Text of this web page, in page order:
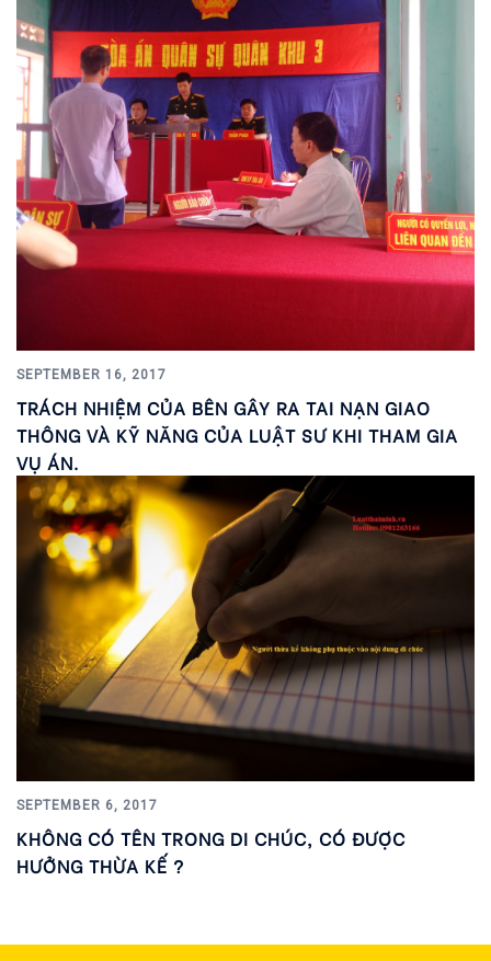
SEPTEMBER 16, 2017
TRÁCH NHIỆM CỦA BÊN GÂY RA TAI NẠN GIAO
THÔNG VÀ KỸ NĂNG CỦA LUẬT SƯ KHI THAM GIA
VỤ ÁN.
SEPTEMBER 6, 2017
KHÔNG CÓ TÊN TRONG DI CHÚC, CÓ ĐƯỢC
HƯỞNG THỪA KẾ ?